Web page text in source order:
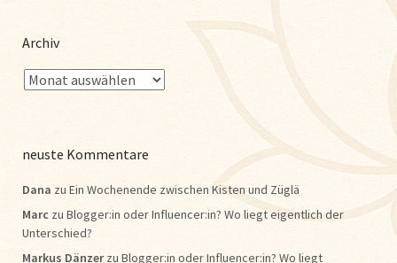
Archiv
neuste Kommentare
Dana zu Ein Wochenende zwischen Kisten und Züglä
Marc zu Blogger:in oder Influencer:in? Wo liegt eigentlich der
Unterschied?
Markus Dänzerzu Blogger:in oder Influencer:in? Wo liegt